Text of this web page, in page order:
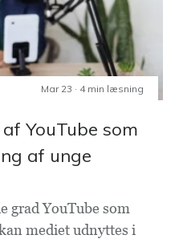
Mar 23 · 4 min læsning
YouTube som
af unge
grad YouTube som
mediet udnyttes i